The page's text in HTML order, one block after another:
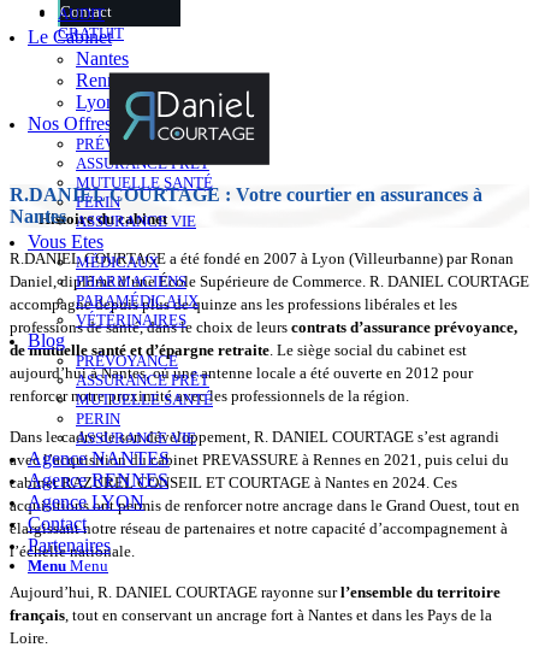
Contact
AUDIT
GRATUIT
Le Cabinet
Nantes
Rennes
Lyon
Nos Offres
PRÉVOYANCE
ASSURANCE PRÊT
MUTUELLE SANTÉ
PERIN
ASSURANCE VIE
Vous Etes
MÉDICAUX
PHARMACIENS
PARAMÉDICAUX
VÉTÉRINAIRES
Blog
PRÉVOYANCE
ASSURANCE PRÊT
MUTUELLE SANTÉ
PERIN
ASSURANCE VIE
Agence NANTES
Agence RENNES
Agence LYON
Contact
Partenaires
Menu Menu
R.DANIEL COURTAGE : Votre courtier en assurances à
NantesHistoire du cabinet
R.DANIEL COURTAGE a été fondé en 2007 à Lyon (Villeurbanne) par Ronan
Daniel, diplômé d’une École Supérieure de Commerce. R. DANIEL COURTAGE
accompagne depuis plus de quinze ans les professions libérales et les
professions de santé, dans le choix de leurs contrats d’assurance prévoyance,
de mutuelle santé et d’épargne retraite. Le siège social du cabinet est
aujourd’hui à Nantes, où une antenne locale a été ouverte en 2012 pour
renforcer notre proximité avec les professionnels de la région.
Dans le cadre de son développement, R. DANIEL COURTAGE s’est agrandi
avec l’acquisition du cabinet PREVASSURE à Rennes en 2021, puis celui du
cabinet RAZUREL CONSEIL ET COURTAGE à Nantes en 2024. Ces
acquisitions ont permis de renforcer notre ancrage dans le Grand Ouest, tout en
élargissant notre réseau de partenaires et notre capacité d’accompagnement à
l’échelle nationale.
Aujourd’hui, R. DANIEL COURTAGE rayonne surl’ensemble du territoire
français, tout en conservant un ancrage fort à Nantes et dans les Pays de la
Loire.